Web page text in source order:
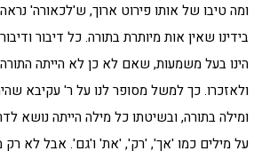
ומה טיבו של אותו פירוט ארוך, ש'לכאורה'
בידינו שאין אות מיותרת בתורה. כל דיבור
הינו בעל משמעות, שאם לא כן לא הייתה
ולאזכרו. כך למשל מסופר לנו על ר' עקיבא
ומילה בתורה, ובשיטתו כל מילה הייתה נושא
על מילים כמו 'אך', 'רק', 'את' ו'גם'. אבל לא רק